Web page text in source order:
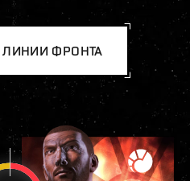
ЛИНИИ ФРОНТА